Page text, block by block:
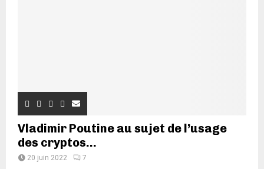
Vladimir Poutine au sujet de l’usage
des cryptos...
20 juin 2022 7